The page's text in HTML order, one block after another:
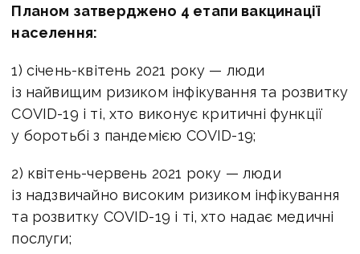
Планом затверджено 4 етапи вакцинації
населення:
1) січень-квітень 2021 року — люди
із найвищим ризиком інфікування та розвитку
COVID-19 і ті, хто виконує критичні функції
у боротьбі з пандемією COVID-19;
2) квітень-червень 2021 року — люди
із надзвичайно високим ризиком інфікування
та розвитку COVID-19 і ті, хто надає медичні
послуги;